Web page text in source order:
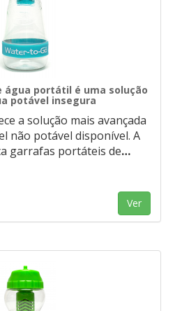
água portátil é uma solução
potável insegura
a solução mais avançada
não potável disponível. A
garrafas portáteis de…
Ver